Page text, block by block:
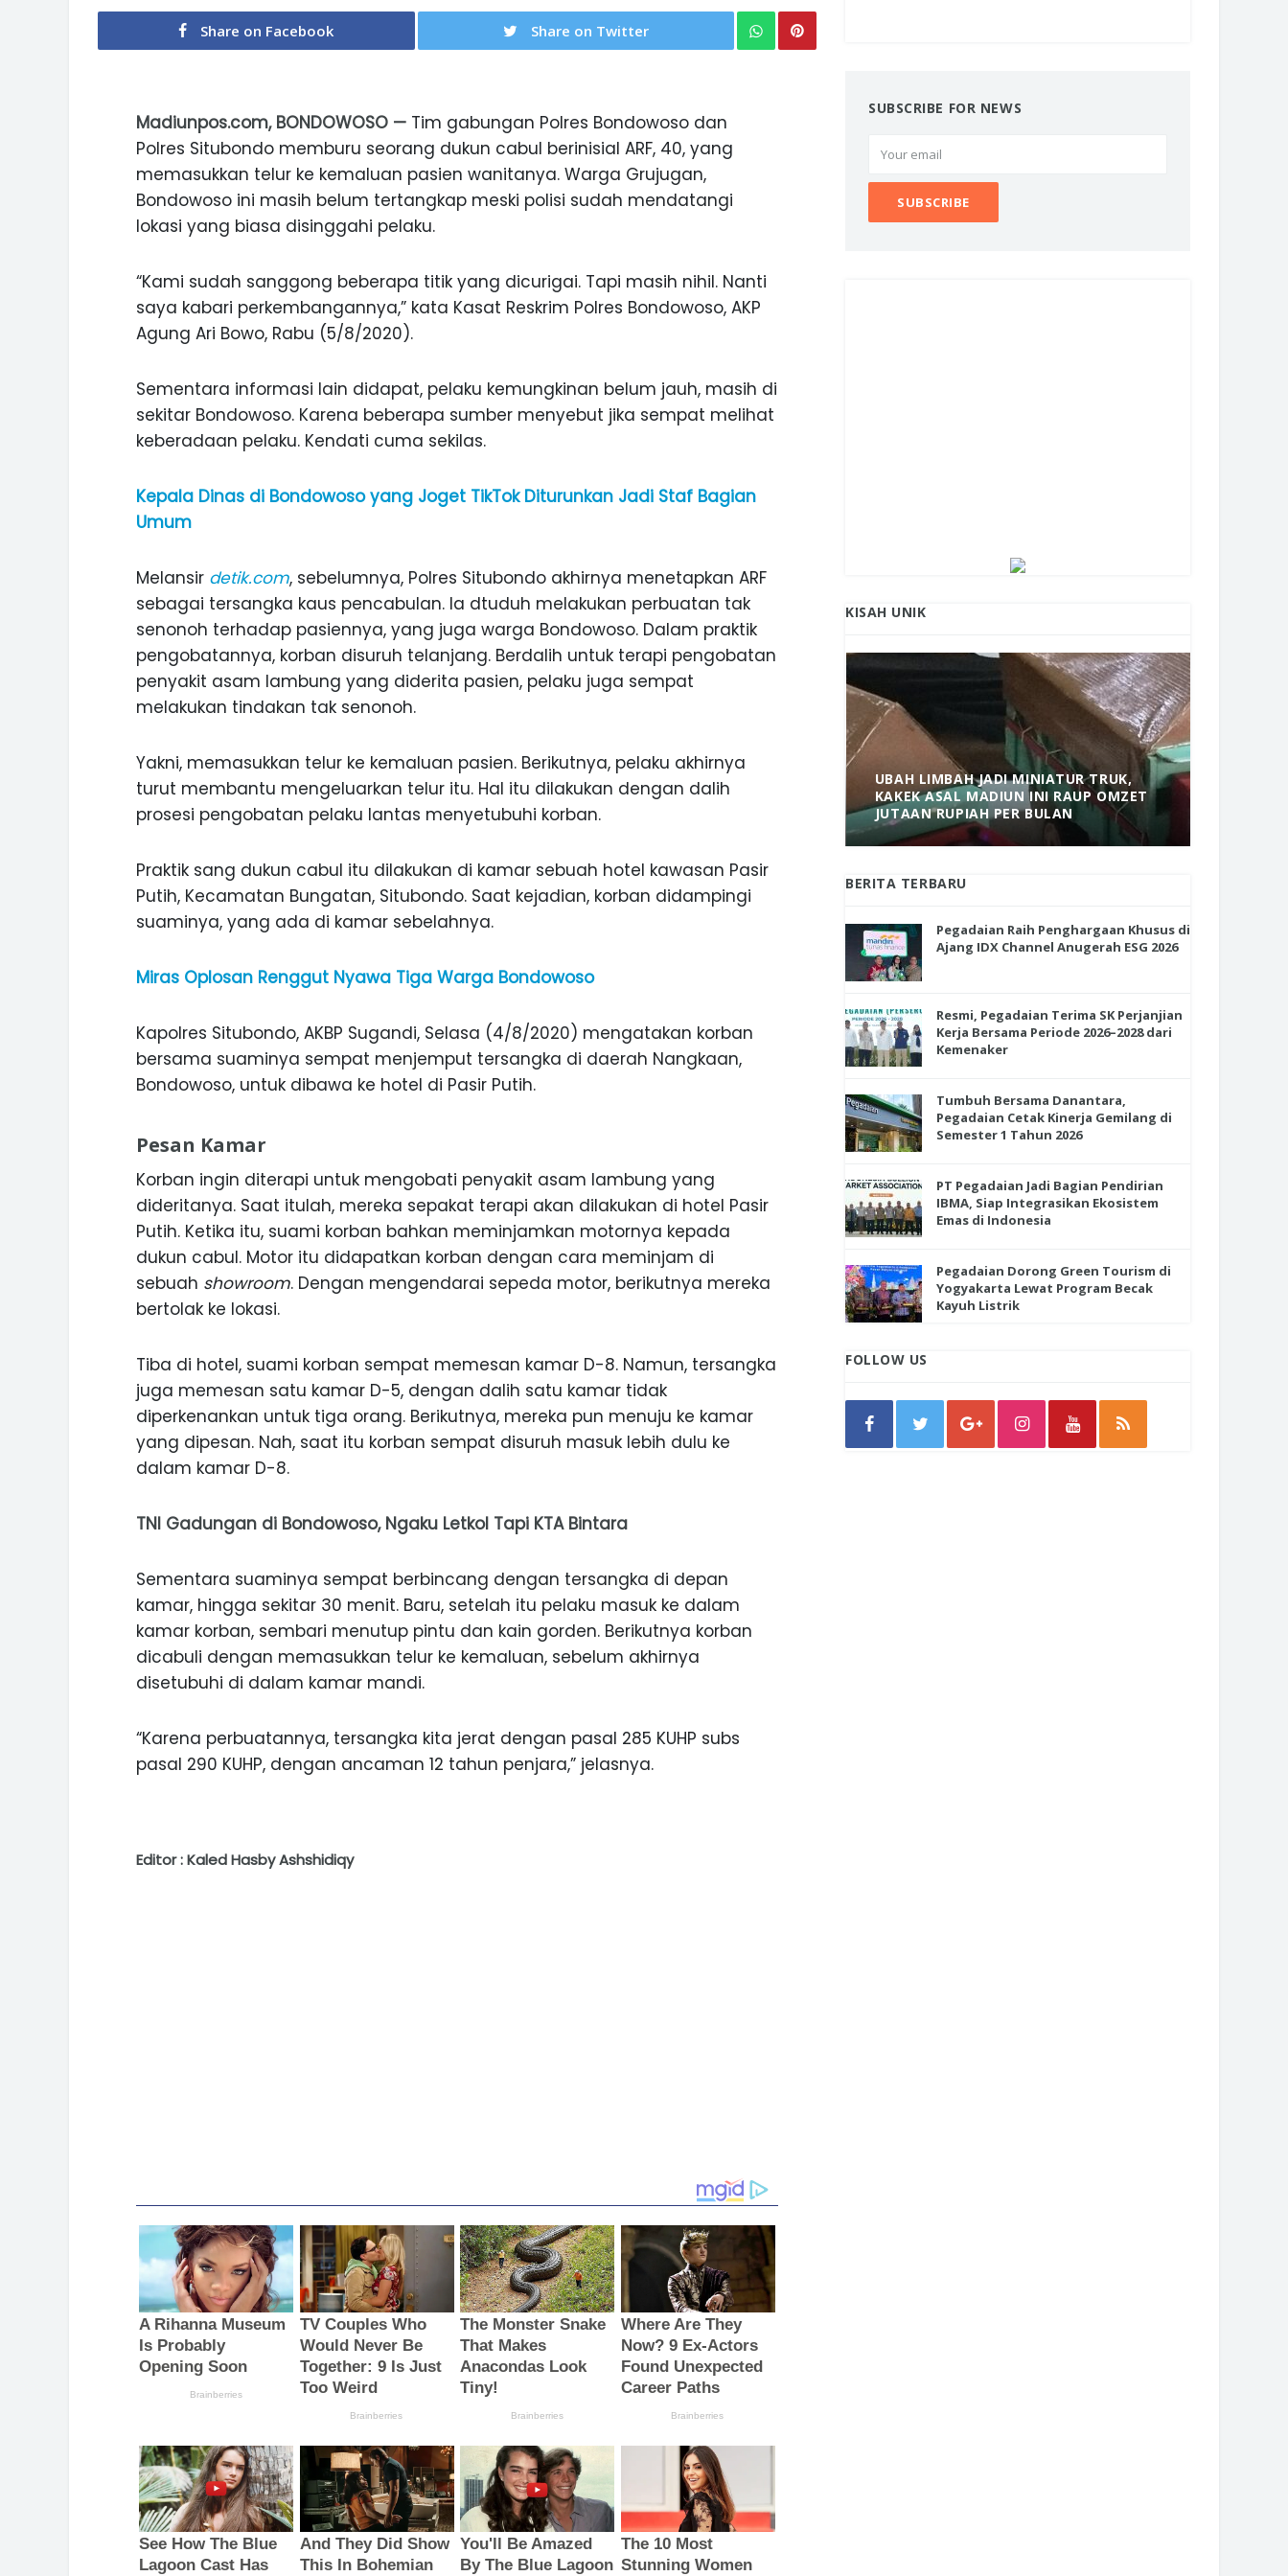
Share on Facebook Share on Twitter
Madiunpos.com, BONDOWOSO — Tim gabungan Polres Bondowoso dan
Polres Situbondo memburu seorang dukun cabul berinisial ARF, 40, yang
memasukkan telur ke kemaluan pasien wanitanya. Warga Grujugan,
Bondowoso ini masih belum tertangkap meski polisi sudah mendatangi
lokasi yang biasa disinggahi pelaku.
“Kami sudah sanggong beberapa titik yang dicurigai. Tapi masih nihil. Nanti
saya kabari perkembangannya,” kata Kasat Reskrim Polres Bondowoso, AKP
Agung Ari Bowo, Rabu (5/8/2020).
Sementara informasi lain didapat, pelaku kemungkinan belum jauh, masih di
sekitar Bondowoso. Karena beberapa sumber menyebut jika sempat melihat
keberadaan pelaku. Kendati cuma sekilas.
Kepala Dinas di Bondowoso yang Joget TikTok Diturunkan Jadi Staf Bagian
Umum
Melansir detik.com, sebelumnya, Polres Situbondo akhirnya menetapkan ARF
sebagai tersangka kaus pencabulan. Ia dtuduh melakukan perbuatan tak
senonoh terhadap pasiennya, yang juga warga Bondowoso. Dalam praktik
pengobatannya, korban disuruh telanjang. Berdalih untuk terapi pengobatan
penyakit asam lambung yang diderita pasien, pelaku juga sempat
melakukan tindakan tak senonoh.
Yakni, memasukkan telur ke kemaluan pasien. Berikutnya, pelaku akhirnya
turut membantu mengeluarkan telur itu. Hal itu dilakukan dengan dalih
prosesi pengobatan pelaku lantas menyetubuhi korban.
Praktik sang dukun cabul itu dilakukan di kamar sebuah hotel kawasan Pasir
Putih, Kecamatan Bungatan, Situbondo. Saat kejadian, korban didampingi
suaminya, yang ada di kamar sebelahnya.
Miras Oplosan Renggut Nyawa Tiga Warga Bondowoso
Kapolres Situbondo, AKBP Sugandi, Selasa (4/8/2020) mengatakan korban
bersama suaminya sempat menjemput tersangka di daerah Nangkaan,
Bondowoso, untuk dibawa ke hotel di Pasir Putih.
Pesan Kamar
Korban ingin diterapi untuk mengobati penyakit asam lambung yang
dideritanya. Saat itulah, mereka sepakat terapi akan dilakukan di hotel Pasir
Putih. Ketika itu, suami korban bahkan meminjamkan motornya kepada
dukun cabul. Motor itu didapatkan korban dengan cara meminjam di
sebuah showroom. Dengan mengendarai sepeda motor, berikutnya mereka
bertolak ke lokasi.
Tiba di hotel, suami korban sempat memesan kamar D-8. Namun, tersangka
juga memesan satu kamar D-5, dengan dalih satu kamar tidak
diperkenankan untuk tiga orang. Berikutnya, mereka pun menuju ke kamar
yang dipesan. Nah, saat itu korban sempat disuruh masuk lebih dulu ke
dalam kamar D-8.
TNI Gadungan di Bondowoso, Ngaku Letkol Tapi KTA Bintara
Sementara suaminya sempat berbincang dengan tersangka di depan
kamar, hingga sekitar 30 menit. Baru, setelah itu pelaku masuk ke dalam
kamar korban, sembari menutup pintu dan kain gorden. Berikutnya korban
dicabuli dengan memasukkan telur ke kemaluan, sebelum akhirnya
disetubuhi di dalam kamar mandi.
“Karena perbuatannya, tersangka kita jerat dengan pasal 285 KUHP subs
pasal 290 KUHP, dengan ancaman 12 tahun penjara,” jelasnya.
Editor : Kaled Hasby Ashshidiqy
SUBSCRIBE FOR NEWS
KISAH UNIK
MANIS, LEGIT, DAN PAHIT, NIKMATNYA
DURIAN SEGULUNG MADIUN
ANAK-ANAK BOJONEGORO DAN
NGANJUK SEKOLAH DI SMPN SARADAN
SEJAK 1996
UBAH LIMBAH JADI MINIATUR TRUK,
KAKEK ASAL MADIUN INI RAUP OMZET
JUTAAN RUPIAH PER BULAN
BERITA TERBARU
Pegadaian Raih Penghargaan Khusus di
Ajang IDX Channel Anugerah ESG 2026
Resmi, Pegadaian Terima SK Perjanjian
Kerja Bersama Periode 2026–2028 dari
Kemenaker
Tumbuh Bersama Danantara,
Pegadaian Cetak Kinerja Gemilang di
Semester 1 Tahun 2026
PT Pegadaian Jadi Bagian Pendirian
IBMA, Siap Integrasikan Ekosistem
Emas di Indonesia
Pegadaian Dorong Green Tourism di
Yogyakarta Lewat Program Becak
Kayuh Listrik
FOLLOW US